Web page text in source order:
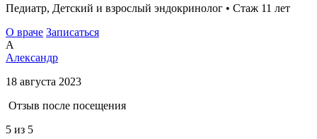
Педиатр, Детский и взрослый эндокринолог • Стаж 11 лет
О враче Записаться
А
Александр
18 августа 2023
Отзыв после посещения
5 из 5